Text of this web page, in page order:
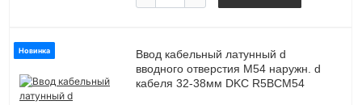
Новинка
Ввод кабельный латунный d
вводного отверстия М54 наружн. d
кабеля 32-38мм DKC R5BCM54